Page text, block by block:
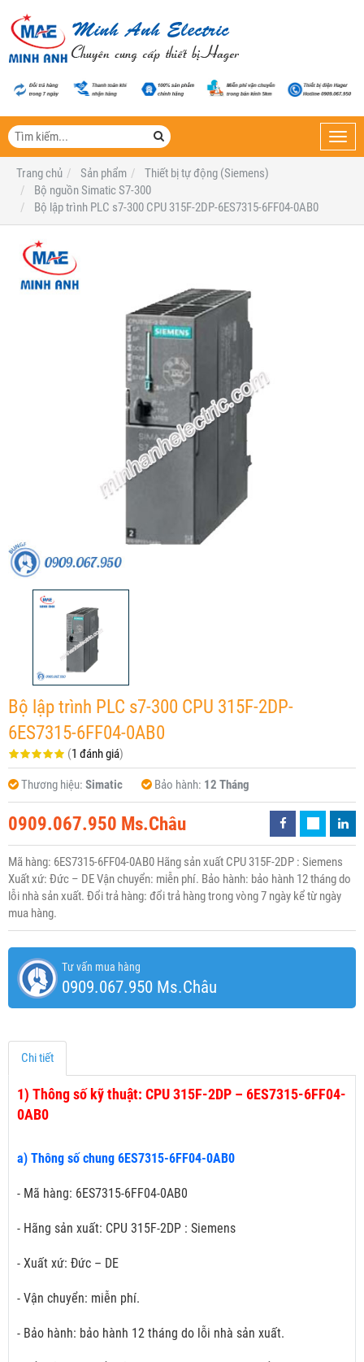
Trang chủ
Sản phẩm
Thiết bị tự động (Siemens)
Bộ nguồn Simatic S7-300
Bộ lập trình PLC s7-300 CPU 315F-2DP-6ES7315-6FF04-0AB0
Bộ lập trình PLC s7-300 CPU 315F-2DP-
6ES7315-6FF04-0AB0
(1 đánh giá)
Thương hiệu: Simatic Bảo hành: 12 Tháng
0909.067.950 Ms.Châu
Mã hàng: 6ES7315-6FF04-0AB0 Hãng sản xuất CPU 315F-2DP : Siemens
Xuất xứ: Đức – DE Vận chuyển: miễn phí. Bảo hành: bảo hành 12 tháng do
lỗi nhà sản xuất. Đổi trả hàng: đổi trả hàng trong vòng 7 ngày kể từ ngày
mua hàng.
Tư vấn mua hàng
0909.067.950 Ms.Châu
Chi tiết
1) Thông số kỹ thuật: CPU 315F-2DP – 6ES7315-6FF04-
0AB0
a) Thông số chung 6ES7315-6FF04-0AB0
- Mã hàng: 6ES7315-6FF04-0AB0
- Hãng sản xuất: CPU 315F-2DP : Siemens
- Xuất xứ: Đức – DE
- Vận chuyển: miễn phí.
- Bảo hành: bảo hành 12 tháng do lỗi nhà sản xuất.